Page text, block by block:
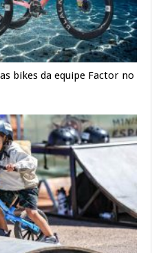
bikes da equipe Factor no